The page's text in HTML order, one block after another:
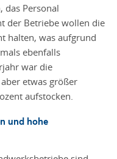
das Personal
der Betriebe wollen die
halten, was aufgrund
ebenfalls
war die
etwas größer
aufstocken.
und hohe